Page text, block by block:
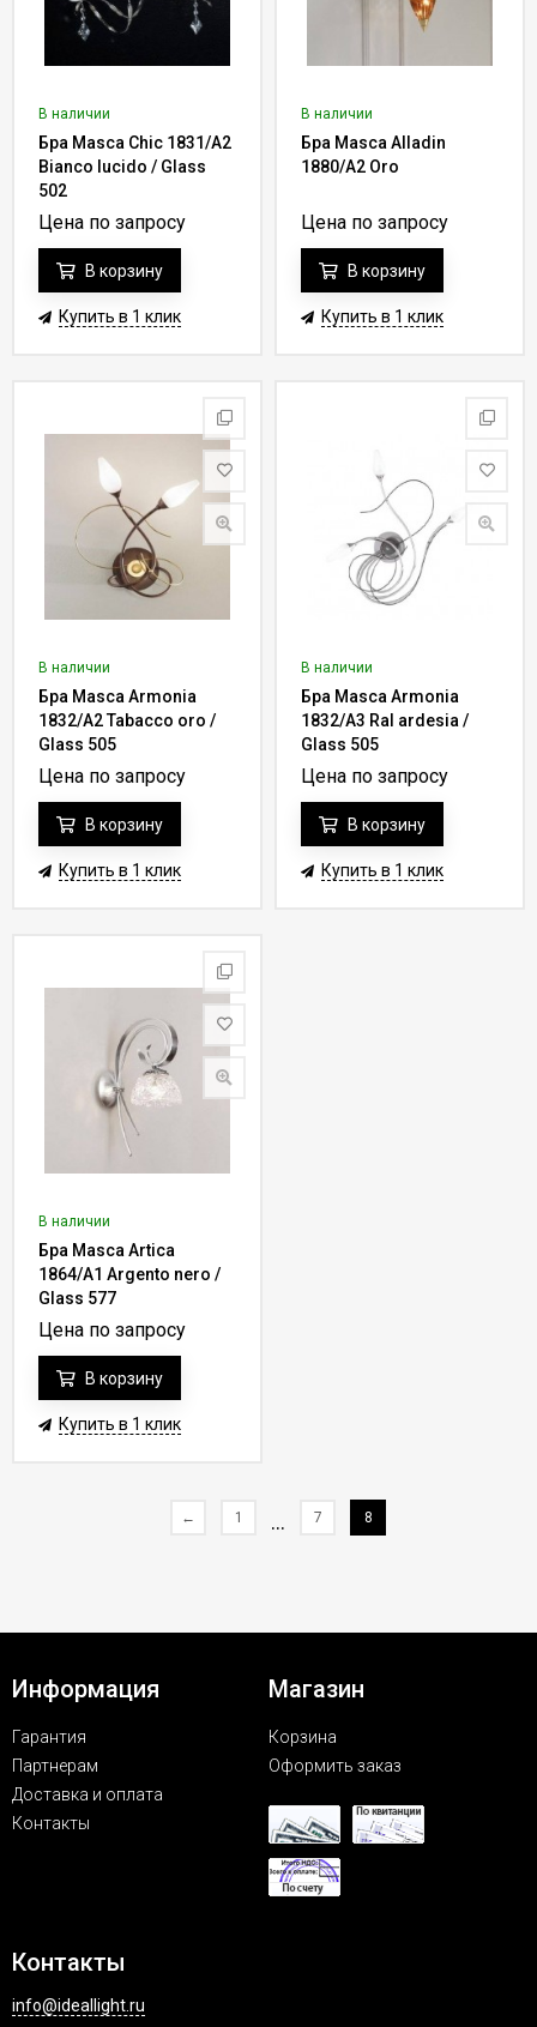
В наличии
Бра Masca Chic 1831/A2
Bianco lucido / Glass
502
Цена по запросу
В корзину
Купить в 1 клик
В наличии
Бра Masca Alladin
1880/A2 Oro
Цена по запросу
В корзину
Купить в 1 клик
В наличии
Бра Masca Armonia
1832/A2 Tabacco oro /
Glass 505
Цена по запросу
В корзину
Купить в 1 клик
В наличии
Бра Masca Armonia
1832/A3 Ral ardesia /
Glass 505
Цена по запросу
В корзину
Купить в 1 клик
В наличии
Бра Masca Artica
1864/A1 Argento nero /
Glass 577
Цена по запросу
В корзину
Купить в 1 клик
← 1 ... 7 8
Информация
Гарантия
Партнерам
Доставка и оплата
Контакты
Магазин
Корзина
Оформить заказ
Контакты
info@ideallight.ru